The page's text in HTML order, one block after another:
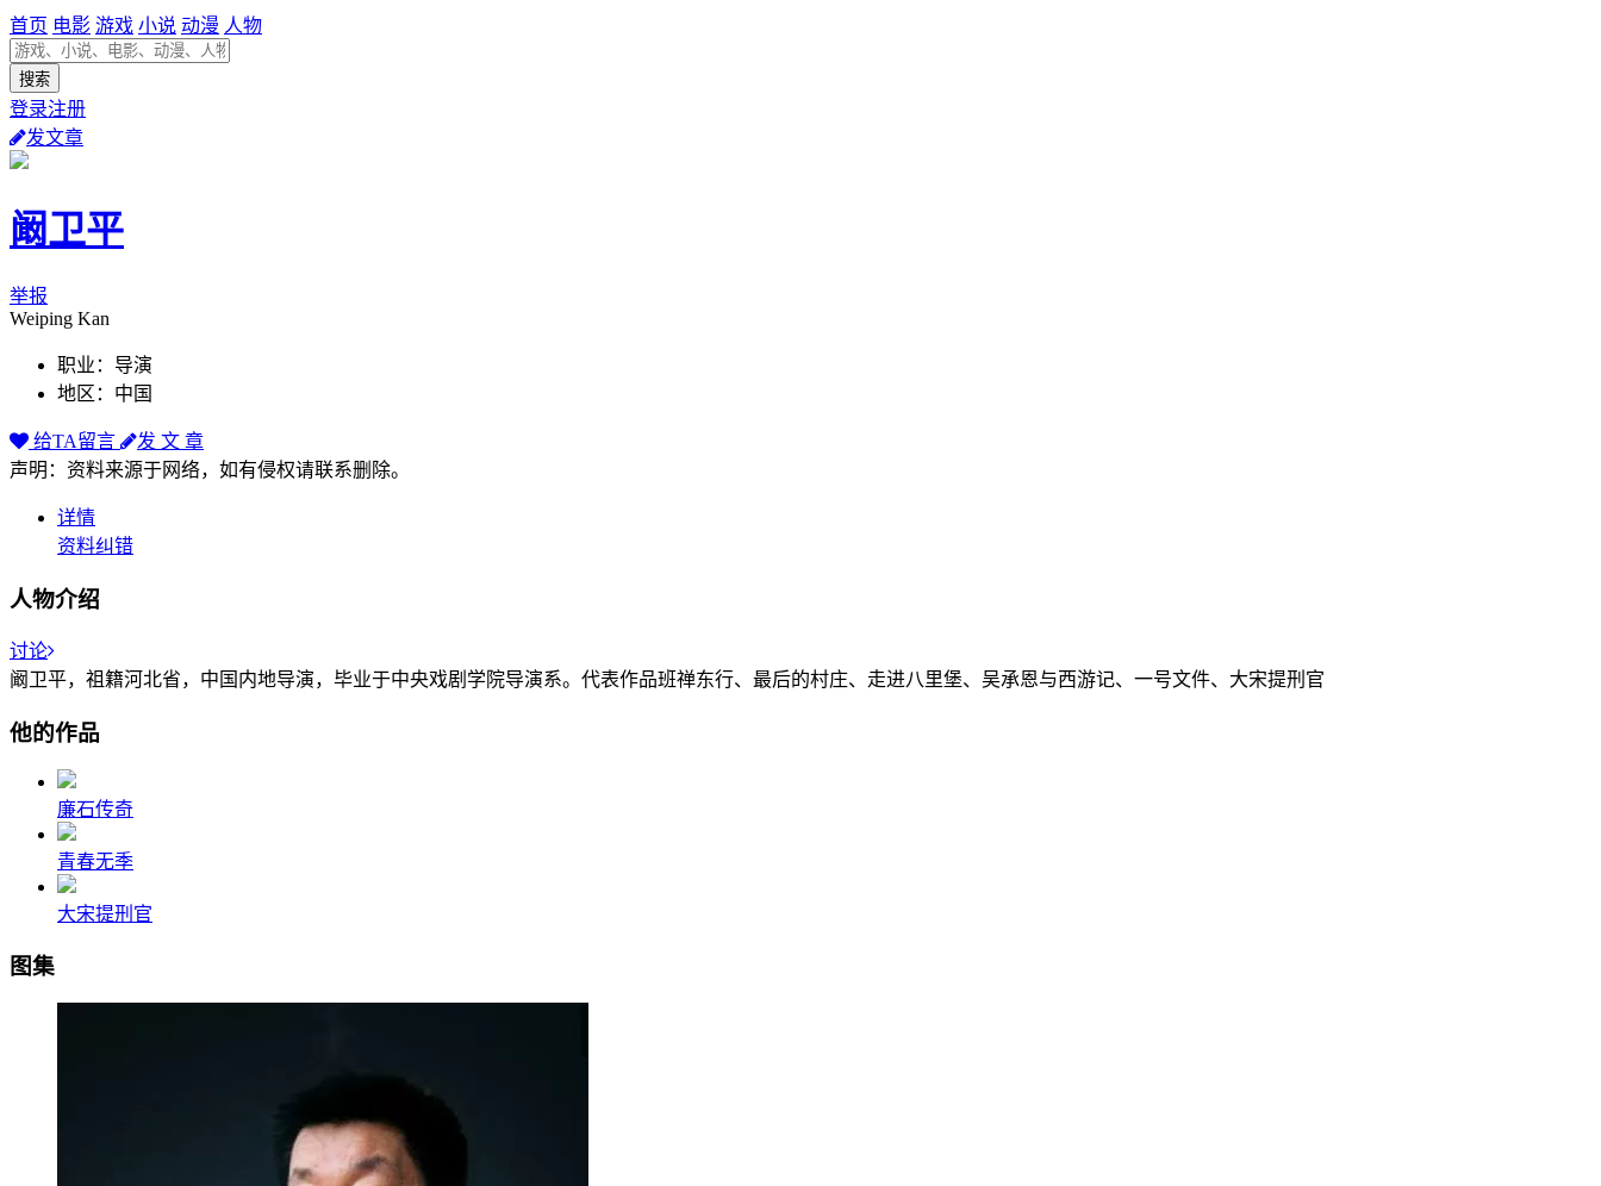
首页 电影 游戏 小说 动漫 人物
登录注册
发文章
阚卫平
举报
Weiping Kan
职业：导演
地区：中国
给TA留言
发 文 章
声明：资料来源于网络，如有侵权请联系删除。
详情
资料纠错
人物介绍
讨论
阚卫平，祖籍河北省，中国内地导演，毕业于中央戏剧学院导演系。代表作品班禅东行、最后的村庄、走进八里堡、吴承恩与西游记、一号文件、大宋提刑官
他的作品
廉石传奇
青春无季
大宋提刑官
图集